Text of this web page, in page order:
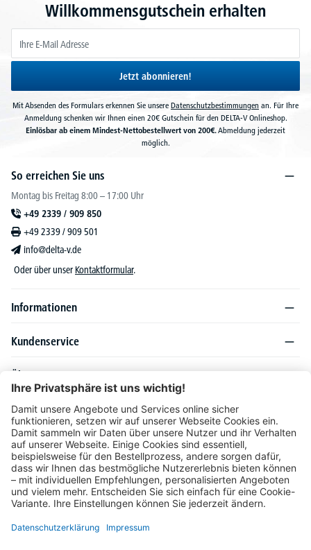
Willkommensgutschein erhalten
Jetzt abonnieren!
Mit Absenden des Formulars erkennen Sie unsere Datenschutzbestimmungen an. Für Ihre
Anmeldung schenken wir Ihnen einen 20€ Gutschein für den DELTA-V Onlineshop.
Einlösbar ab einem Mindest-Nettobestellwert von 200€.Abmeldung jederzeit
möglich.
So erreichen Sie uns
Montag bis Freitag 8:00 – 17:00 Uhr
+49 2339 / 909 850
+49 2339 / 909 501
info@delta-v.de
Oder über unser Kontaktformular.
Informationen
Kundenservice
Über DELTA-V
Produktsortiment
Ratgeber
Folgen Sie uns auch auf
Unser Angebot richtet sich ausschließlich an Industrie, Handel, Gewerbe und